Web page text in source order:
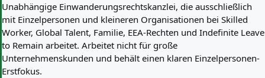
Unabhängige Einwanderungsrechtskanzlei, die ausschließlich
mit Einzelpersonen und kleineren Organisationen bei Skilled
Worker, Global Talent, Familie, EEA-Rechten und Indefinite Leave
to Remain arbeitet. Arbeitet nicht für große
Unternehmenskunden und behält einen klaren Einzelpersonen-
Erstfokus.